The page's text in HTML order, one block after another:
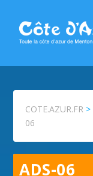
COTE.AZUR.FR >
06
ADS-06